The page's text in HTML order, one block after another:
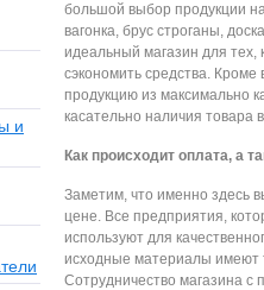
и
большой выбор продукции
вагонка, брус строганы,
идеальный магазин для тех,
сэкономить средства. Кроме
продукцию из максимально
касательно наличия товара
Как происходит оплата, а
Заметим, что именно здесь
цене. Все предприятия,
используют для
исходные материалы имеют
Сотрудничество магазина с